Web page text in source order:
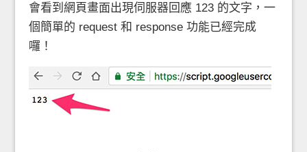
會看到網頁畫面出現伺服器回應 123 的文字，一
個簡單的 request 和 response 功能已經完成
囉！